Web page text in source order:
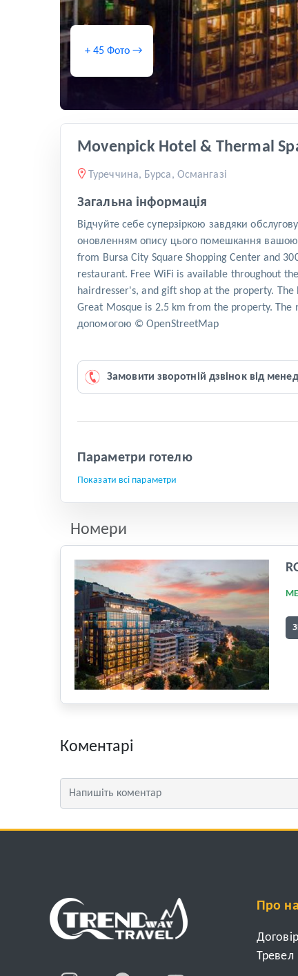
+ 45 Фото →
Movenpick Hotel & Thermal
Туреччина, Бурса, Османгазі
Загальна інформація
Відчуйте себе суперзіркою завдяки
оновленням опису цього помешкання вашою
from Bursa City Square Shopping Center and
restaurant. Free WiFi is available throughout
hairdresser's, and gift shop at the property.
Great Mosque is 2.5 km from the property. The
допомогою © OpenStreetMap
Замовити зворотній дзвінок від
Параметри готелю
Показати всі параметри
Номери
Коментарі
Про
Тревел